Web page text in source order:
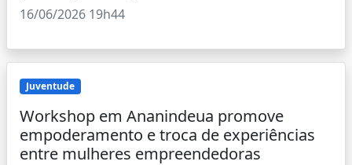
16/06/2026 19h44
Juventude
Workshop em Ananindeua promove
empoderamento e troca de experiências
entre mulheres empreendedoras